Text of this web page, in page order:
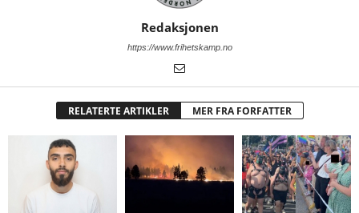
Redaksjonen
https://www.frihetskamp.no
RELATERTE ARTIKLER MER FRA FORFATTER